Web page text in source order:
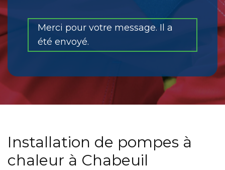
Merci pour votre message. Il a
été envoyé.
Installation de pompes à
chaleur à Chabeuil